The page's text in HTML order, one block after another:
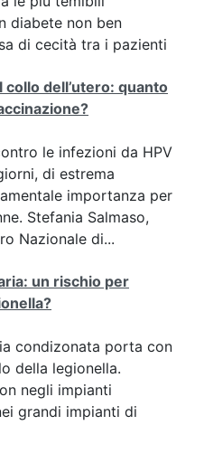
diabete non ben
di cecità tra i pazienti
collo dell’utero: quanto
le infezioni da HPV
di estrema
importanza per
Stefania Salmaso,
Nazionale di...
un rischio per
condizonata porta con
della legionella.
negli impianti
grandi impianti di